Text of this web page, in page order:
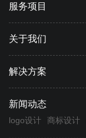
服务项目
关于我们
解决方案
新闻动态
logo设计 商标设计